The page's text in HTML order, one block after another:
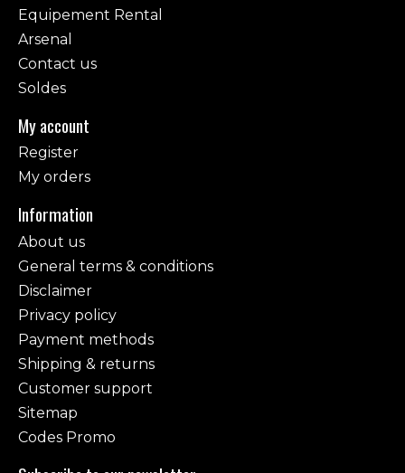
Equipement Rental
Arsenal
Contact us
Soldes
My account
Register
My orders
Information
About us
General terms & conditions
Disclaimer
Privacy policy
Payment methods
Shipping & returns
Customer support
Sitemap
Codes Promo